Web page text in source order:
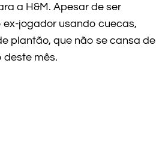
a H&M. Apesar de ser
jogador usando cuecas,
plantão, que não se cansa de
deste mês.